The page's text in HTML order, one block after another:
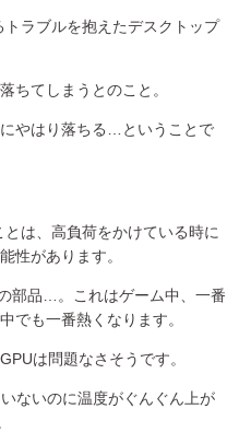
ラブルを抱えたデスクトップ
ちてしまうとのこと。
やはり落ちる…ということで
は、高負荷をかけている時に
性があります。
部品…。これはゲーム中、一番
でも一番熱くなります。
は問題なさそうです。
ないのに温度がぐんぐん上が